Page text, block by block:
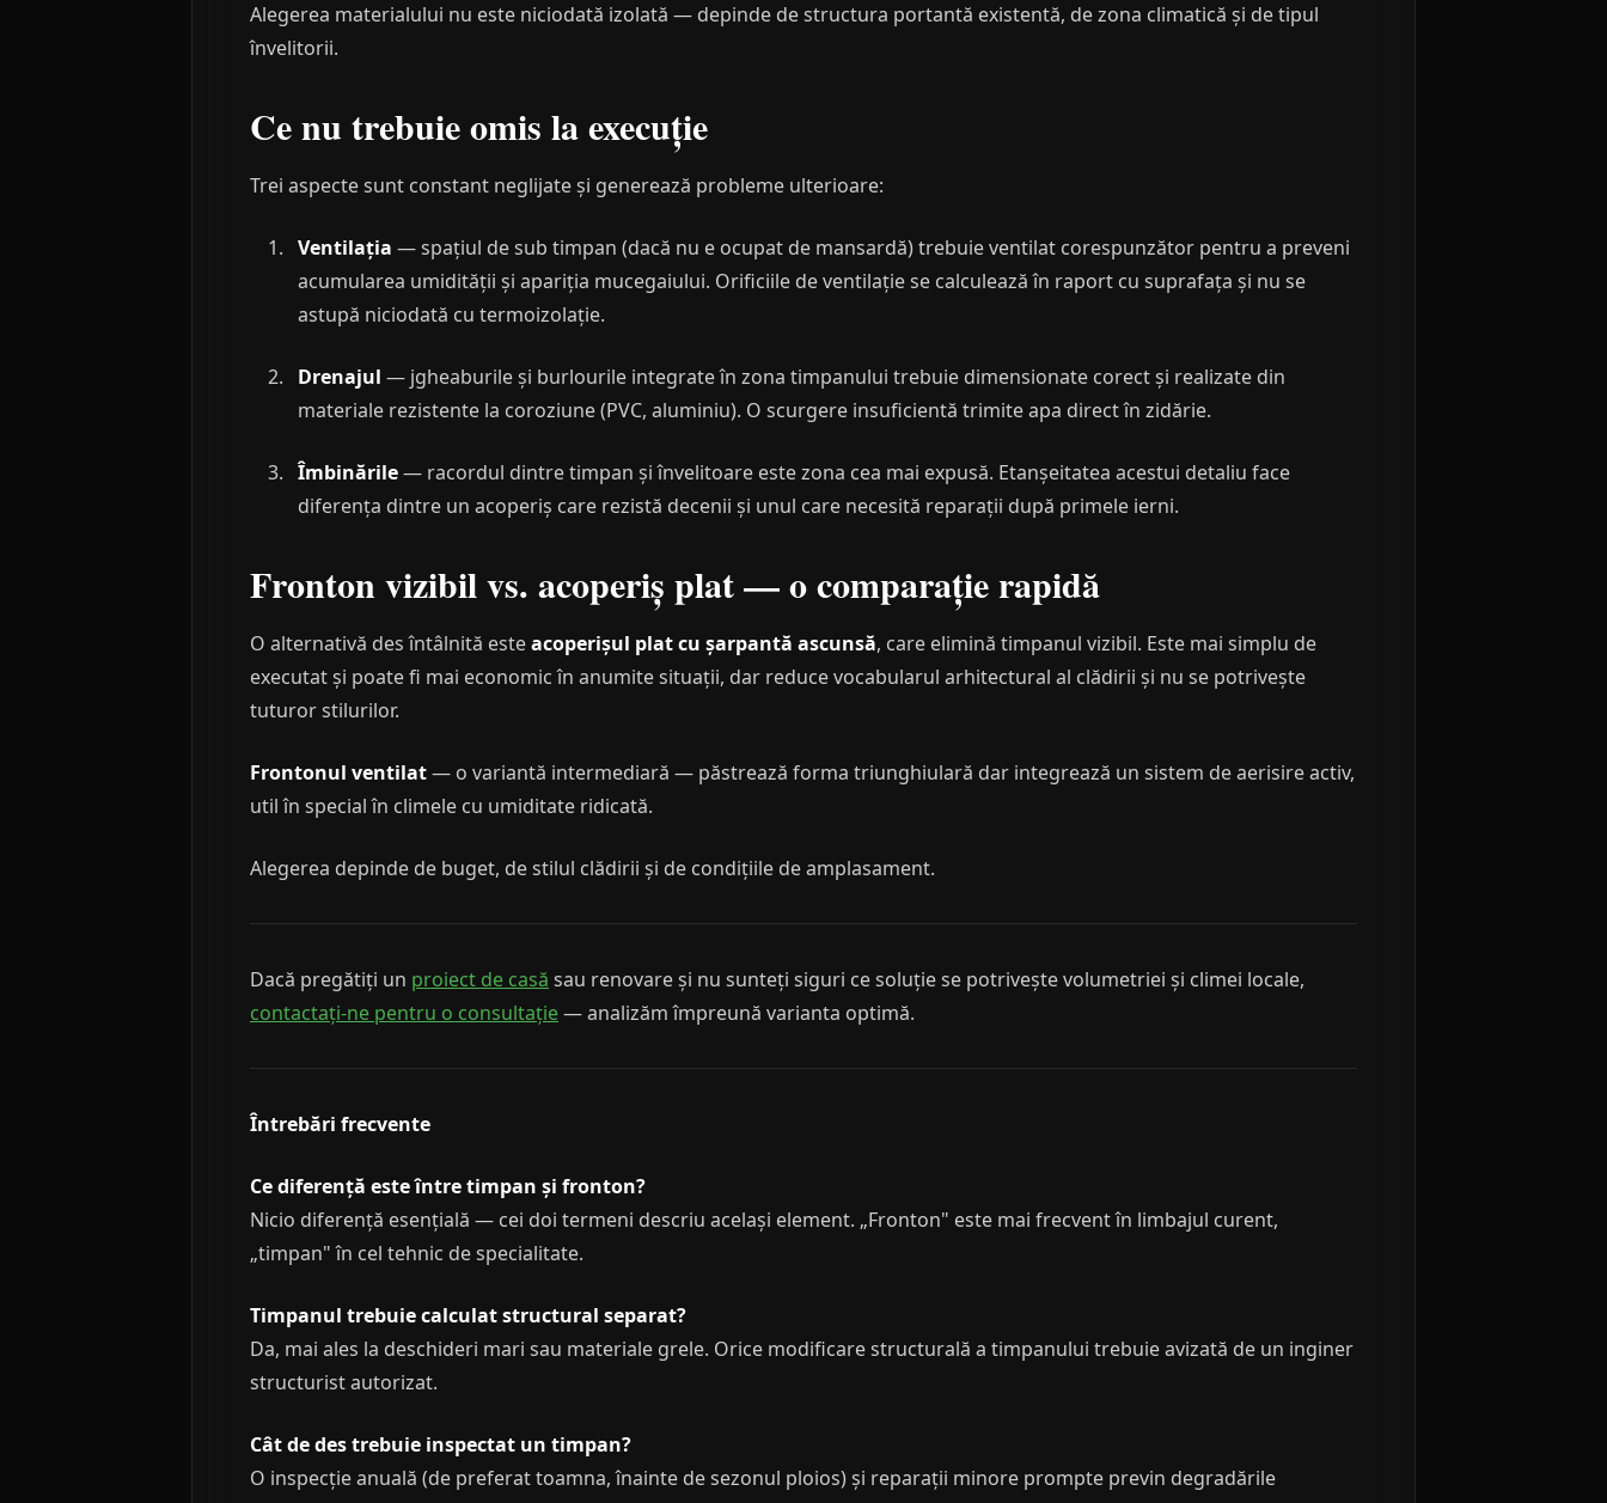
Alegerea materialului nu este niciodată izolată — depinde de structura portantă existentă, de zona climatică și de tipul
învelitorii.
Ce nu trebuie omis la execuție
Trei aspecte sunt constant neglijate și generează probleme ulterioare:
Ventilația — spațiul de sub timpan (dacă nu e ocupat de mansardă) trebuie ventilat corespunzător pentru a preveni
acumularea umidității și apariția mucegaiului. Orificiile de ventilație se calculează în raport cu suprafața și nu se
astupă niciodată cu termoizolație.
Drenajul — jgheaburile și burlourile integrate în zona timpanului trebuie dimensionate corect și realizate din
materiale rezistente la coroziune (PVC, aluminiu). O scurgere insuficientă trimite apa direct în zidărie.
Îmbinările— racordul dintre timpan și învelitoare este zona cea mai expusă. Etanșeitatea acestui detaliu face
diferența dintre un acoperiș care rezistă decenii și unul care necesită reparații după primele ierni.
Fronton vizibil vs. acoperiș plat — o comparație rapidă
O alternativă des întâlnită esteacoperișul plat cu șarpantă ascunsă, care elimină timpanul vizibil. Este mai simplu de
executat și poate fi mai economic în anumite situații, dar reduce vocabularul arhitectural al clădirii și nu se potrivește
tuturor stilurilor.
Frontonul ventilat— o variantă intermediară — păstrează forma triunghiulară dar integrează un sistem de aerisire activ,
util în special în climele cu umiditate ridicată.
Alegerea depinde de buget, de stilul clădirii și de condițiile de amplasament.
Dacă pregătiți un proiect de casă sau renovare și nu sunteți siguri ce soluție se potrivește volumetriei și climei locale,
contactați-ne pentru o consultație— analizăm împreună varianta optimă.
Întrebări frecvente
Ce diferență este între timpan și fronton?
Nicio diferență esențială — cei doi termeni descriu același element. „Fronton" este mai frecvent în limbajul curent,
„timpan" în cel tehnic de specialitate.
Timpanul trebuie calculat structural separat?
Da, mai ales la deschideri mari sau materiale grele. Orice modificare structurală a timpanului trebuie avizată de un inginer
structurist autorizat.
Cât de des trebuie inspectat un timpan?
O inspecție anuală (de preferat toamna, înainte de sezonul ploios) și reparații minore prompte previn degradările